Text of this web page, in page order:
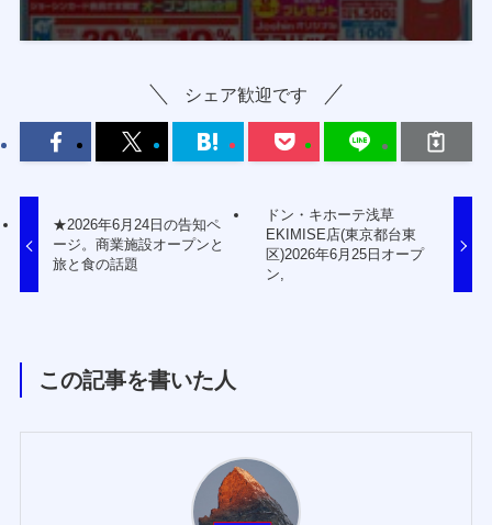
シェア歓迎です
★2026年6月24日の告知ペ
ージ。商業施設オープンと
旅と食の話題
ドン・キホーテ浅草
EKIMISE店(東京都台東
区)2026年6月25日オープ
ン,
この記事を書いた人